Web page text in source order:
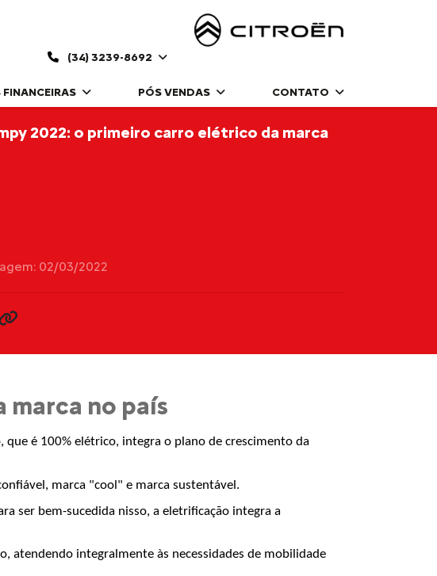
(34) 3239-8692
PÓS VENDAS CONTATO
2022: o primeiro carro elétrico da marca
02/03/2022
marca no país
é 100% elétrico, integra o plano de crescimento da
marca "cool" e marca sustentável.
ser bem-sucedida nisso, a eletrificação integra a
atendendo integralmente às necessidades de mobilidade